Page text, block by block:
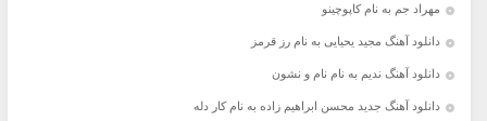
مهراد جم به نام کاپوچینو
دانلود آهنگ مجید یحیایی به نام رز قرمز
دانلود آهنگ ندیم به نام نام و نشون
دانلود آهنگ جدید محسن ابراهیم زاده به نام کار دله